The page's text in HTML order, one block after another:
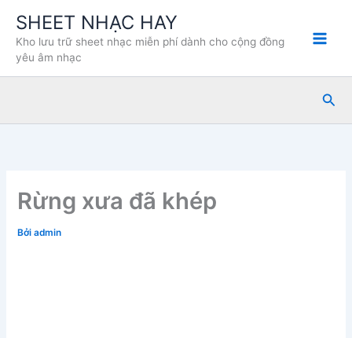
dung
SHEET NHẠC HAY
Kho lưu trữ sheet nhạc miễn phí dành cho cộng đồng
yêu âm nhạc
Tìm
Rừng xưa đã khép
Bởiadmin